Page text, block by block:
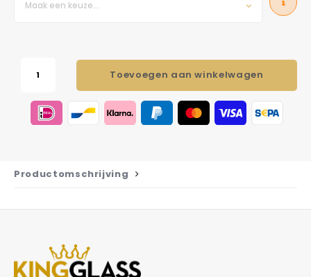
Maak een keuze...
Toevoegen aan winkelwagen
Productomschrijving